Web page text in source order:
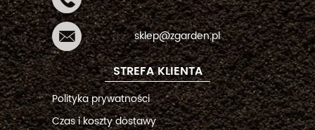
sklep@zgarden.pl
STREFA KLIENTA
Polityka prywatności
Czas i koszty dostawy